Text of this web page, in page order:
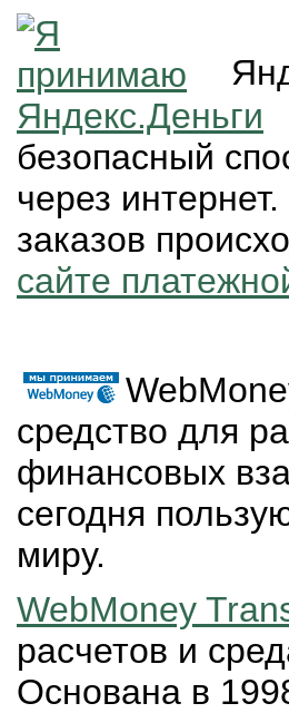
безопасный
через
заказов
сайте
средство для
финансовых
сегодня
миру.
WebMoney
расчетов и
Основана в